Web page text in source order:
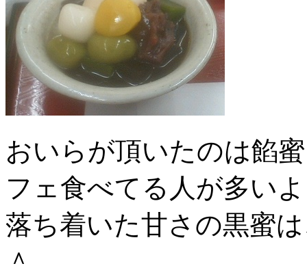
おいらが頂いたのは餡
フェ食べてる人が多い
落ち着いた甘さの黒蜜
＾